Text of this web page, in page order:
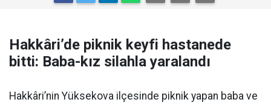
Hakkâri’de piknik keyfi hastanede
bitti: Baba-kız silahla yaralandı
Hakkâri’nin Yüksekova ilçesinde piknik yapan baba ve